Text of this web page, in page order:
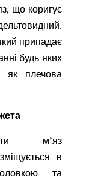
що коригує
припадає
будь-яких
як плечова
– м’яз
в
та